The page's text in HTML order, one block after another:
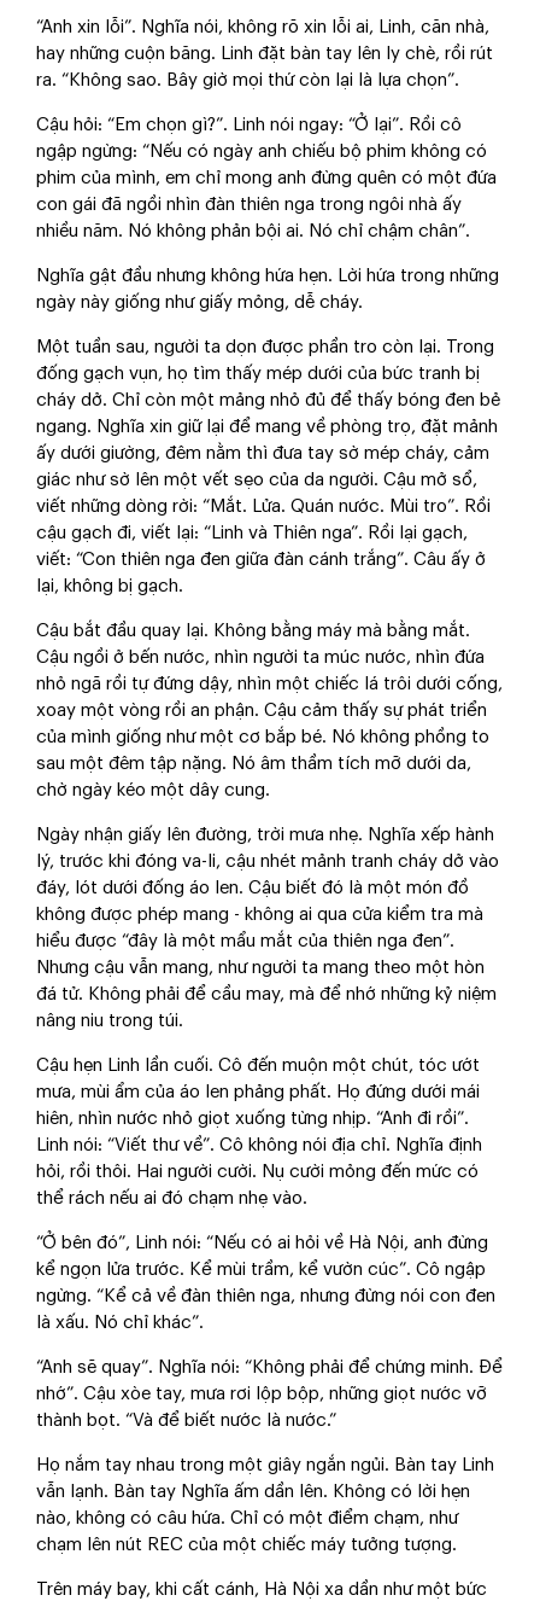
“Anh xin lỗi”. Nghĩa nói, không rõ xin lỗi ai, Linh, căn nhà,
hay những cuộn băng. Linh đặt bàn tay lên ly chè, rồi rút
ra. “Không sao. Bây giờ mọi thứ còn lại là lựa chọn”.
Cậu hỏi: “Em chọn gì?”. Linh nói ngay: “Ở lại”. Rồi cô
ngập ngừng: “Nếu có ngày anh chiếu bộ phim không có
phim của mình, em chỉ mong anh đừng quên có một đứa
con gái đã ngồi nhìn đàn thiên nga trong ngôi nhà ấy
nhiều năm. Nó không phản bội ai. Nó chỉ chậm chân”.
Nghĩa gật đầu nhưng không hứa hẹn. Lời hứa trong những
ngày này giống như giấy mỏng, dễ cháy.
Một tuần sau, người ta dọn được phần tro còn lại. Trong
đống gạch vụn, họ tìm thấy mép dưới của bức tranh bị
cháy dở. Chỉ còn một mảng nhỏ đủ để thấy bóng đen bẻ
ngang. Nghĩa xin giữ lại để mang về phòng trọ, đặt mảnh
ấy dưới giường, đêm nằm thì đưa tay sờ mép cháy, cảm
giác như sờ lên một vết sẹo của da người. Cậu mở sổ,
viết những dòng rời: “Mắt. Lửa. Quán nước. Mùi tro”. Rồi
cậu gạch đi, viết lại: “Linh và Thiên nga”. Rồi lại gạch,
viết: “Con thiên nga đen giữa đàn cánh trắng”. Câu ấy ở
lại, không bị gạch.
Cậu bắt đầu quay lại. Không bằng máy mà bằng mắt.
Cậu ngồi ở bến nước, nhìn người ta múc nước, nhìn đứa
nhỏ ngã rồi tự đứng dậy, nhìn một chiếc lá trôi dưới cống,
xoay một vòng rồi an phận. Cậu cảm thấy sự phát triển
của mình giống như một cơ bắp bé. Nó không phồng to
sau một đêm tập nặng. Nó âm thầm tích mỡ dưới da,
chờ ngày kéo một dây cung.
Ngày nhận giấy lên đường, trời mưa nhẹ. Nghĩa xếp hành
lý, trước khi đóng va-li, cậu nhét mảnh tranh cháy dở vào
đáy, lót dưới đống áo len. Cậu biết đó là một món đồ
không được phép mang - không ai qua cửa kiểm tra mà
hiểu được “đây là một mẩu mắt của thiên nga đen”.
Nhưng cậu vẫn mang, như người ta mang theo một hòn
đá tử. Không phải để cầu may, mà để nhớ những kỷ niệm
nâng niu trong túi.
Cậu hẹn Linh lần cuối. Cô đến muộn một chút, tóc ướt
mưa, mùi ẩm của áo len phảng phất. Họ đứng dưới mái
hiên, nhìn nước nhỏ giọt xuống từng nhịp. “Anh đi rồi”.
Linh nói: “Viết thư về”. Cô không nói địa chỉ. Nghĩa định
hỏi, rồi thôi. Hai người cười. Nụ cười mỏng đến mức có
thể rách nếu ai đó chạm nhẹ vào.
“Ở bên đó”, Linh nói: “Nếu có ai hỏi về Hà Nội, anh đừng
kể ngọn lửa trước. Kể mùi trầm, kể vườn cúc”. Cô ngập
ngừng. “Kể cả về đàn thiên nga, nhưng đừng nói con đen
là xấu. Nó chỉ khác”.
“Anh sẽ quay”. Nghĩa nói: “Không phải để chứng minh. Để
nhớ”. Cậu xòe tay, mưa rơi lộp bộp, những giọt nước vỡ
thành bọt. “Và để biết nước là nước.”
Họ nắm tay nhau trong một giây ngắn ngủi. Bàn tay Linh
vẫn lạnh. Bàn tay Nghĩa ấm dần lên. Không có lời hẹn
nào, không có câu hứa. Chỉ có một điểm chạm, như
chạm lên nút REC của một chiếc máy tưởng tượng.
Trên máy bay, khi cất cánh, Hà Nội xa dần như một bức